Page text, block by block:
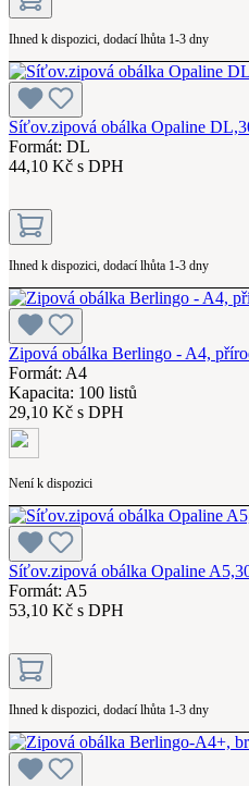
Ihned k dispozici, dodací lhůta 1-3 dny
Síťov.zipová obálka Opaline
Formát: DL
44,10 Kč s DPH
Ihned k dispozici, dodací lhůta 1-3 dny
Zipová obálka Berlingo - A4,
Formát: A4
Kapacita: 100 listů
29,10 Kč s DPH
Není k dispozici
Síťov.zipová obálka Opaline
Formát: A5
53,10 Kč s DPH
Ihned k dispozici, dodací lhůta 1-3 dny